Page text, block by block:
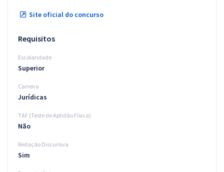
Site oficial do concurso
Requisitos
Escolaridade
Superior
Carreira
Jurídicas
TAF (Teste de Aptidão Física)
Não
Redação Discursiva
Sim